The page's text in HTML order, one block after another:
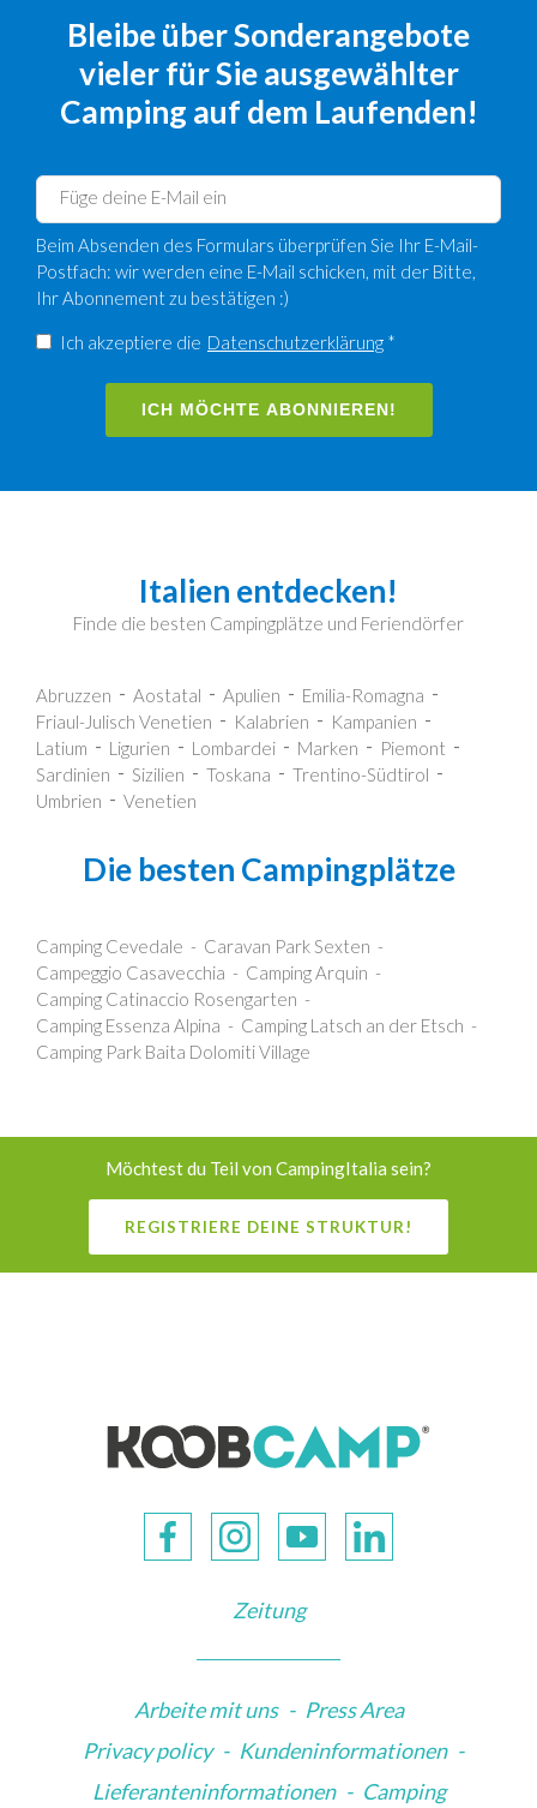
Bleibe über Sonderangebote
vieler für Sie ausgewählter
Camping auf dem Laufenden!
Beim Absenden des Formulars überprüfen Sie Ihr E-Mail-
Postfach: wir werden eine E-Mail schicken, mit der Bitte,
Ihr Abonnement zu bestätigen :)
Ich akzeptiere die Datenschutzerklärung *
ICH MÖCHTE ABONNIEREN!
Italien entdecken!
Finde die besten Campingplätze und Feriendörfer
Abruzzen Aostatal Apulien
Emilia-Romagna
Friaul-Julisch Venetien
Kalabrien
Kampanien
Latium
Ligurien Lombardei Marken
Piemont
Sardinien
Sizilien Toskana
Trentino-Südtirol
Umbrien
Venetien
Die besten Campingplätze
Camping Cevedale
Caravan Park Sexten
Campeggio Casavecchia
Camping Arquin
Camping Catinaccio Rosengarten
Camping Essenza Alpina
Camping Latsch an der Etsch
Camping Park Baita Dolomiti Village
Möchtest du Teil von CampingItalia sein?
REGISTRIERE DEINE STRUKTUR!
Zeitung
Arbeite mit uns - Press Area
Privacy policy - Kundeninformationen -
Lieferanteninformationen - Camping